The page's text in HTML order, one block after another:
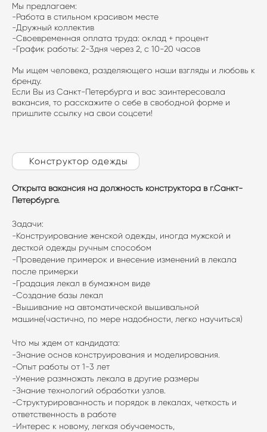
Мы предлагаем:
-Работа в стильном красивом месте
-Дружный коллектив
-Своевременная оплата труда: оклад + процент
-График работы: 2-3дня через 2, с 10-20 часов
Мы ищем человека, разделяющего наши взгляды и любовь к
бренду.
Если Вы из Санкт-Петербурга и вас заинтересовала
вакансия, то расскажите о себе в свободной форме и
пришлите ссылку на свои соцсети!
Конструктор одежды
Открыта вакансия на должность конструктора в г.Санкт-
Петербурге.
Задачи:
-Конструирование женской одежды, иногда мужской и
десткой одежды ручным способом
-Проведение примерок и внесение изменений в лекала
после примерки
-Градация лекал в бумажном виде
-Создание базы лекал
-Вышивание на автоматической вышивальной
машине(частично, по мере надобности, легко научиться)
Что мы ждем от кандидата:
-Знание основ конструирования и моделирования.
-Опыт работы от 1-3 лет
-Умение размножать лекала в другие размеры
-Знание технологий обработки узлов.
-Структурированность и порядок в лекалах, четкость и
ответственность в работе
-Интерес к новому, легкая обучаемость,